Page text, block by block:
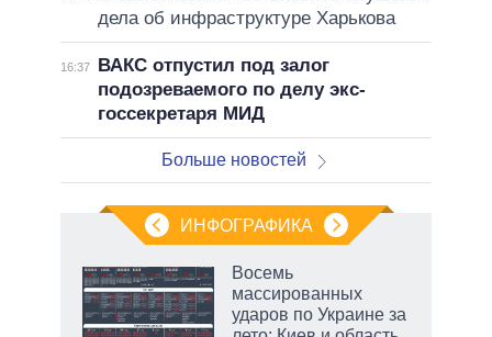
дела об инфраструктуре Харькова
16:37
ВАКС отпустил под залог
подозреваемого по делу экс-
госсекретаря МИД
Больше новостей
ИНФОГРАФИКА
Восемь
массированных
ударов по Украине за